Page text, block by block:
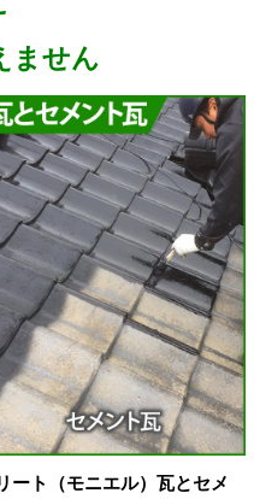
ません
ート（モニエル）瓦とセメ